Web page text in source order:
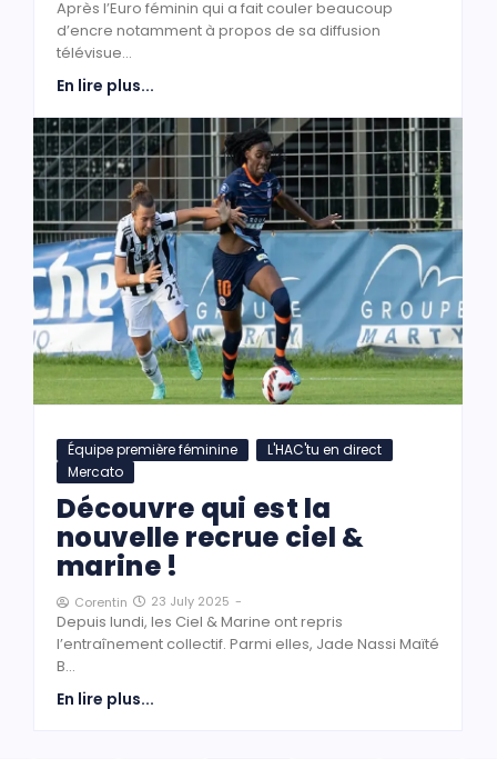
Après l’Euro féminin qui a fait couler beaucoup
d’encre notamment à propos de sa diffusion
télévisue...
En lire plus...
Équipe première féminine
L'HAC'tu en direct
Mercato
Découvre qui est la
nouvelle recrue ciel &
marine !
Corentin 23 July 2025 -
Depuis lundi, les Ciel & Marine ont repris
l’entraînement collectif. Parmi elles, Jade Nassi Maïté
B...
En lire plus...